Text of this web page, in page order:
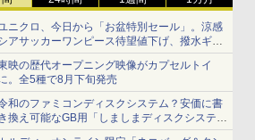
ニクロ、今日から「お盆特別セール」。涼感
アサッカーワンピース待望値下げ、撥水ギア
ョーツは1990円に
映の歴代オープニング映像がカプセルトイ
。全5種で8月下旬発売
和のファミコンディスクシステム？安価に書
換え可能なGB用「しましまディスクシステ
」